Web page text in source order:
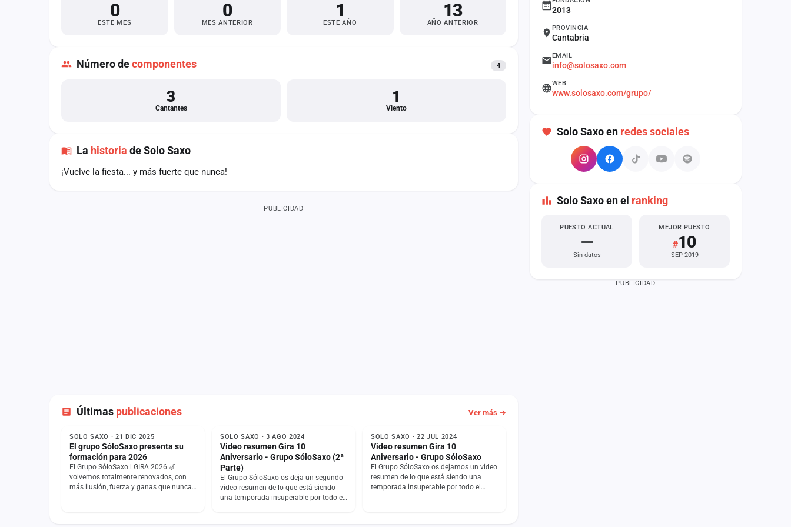
0
ESTE MES
0
MES ANTERIOR
1
ESTE AÑO
13
AÑO ANTERIOR
Número decomponentes 4
3
Cantantes
1
Viento
La historia de Solo Saxo
¡Vuelve la fiesta... y más fuerte que nunca!
PUBLICIDAD
Últimas publicaciones Ver más →
NOTICIA
SOLO SAXO · 21 DIC 2025
El grupo SóloSaxo presenta su
formación para 2026
El Grupo SóloSaxo l GIRA 2026 🎷
volvemos totalmente renovados, con
más ilusión, fuerza y ganas que nunca,
SOLO SAXO · 3 AGO 2024
Video resumen Gira 10
Aniversario - Grupo SóloSaxo (2ª
Parte)
El Grupo SóloSaxo os deja un segundo
video resumen de lo que está siendo
una temporada insuperable por todo el
SOLO SAXO · 22 JUL 2024
Video resumen Gira 10
Aniversario - Grupo SóloSaxo
El Grupo SóloSaxo os dejamos un video
resumen de lo que está siendo una
temporada insuperable por todo el
2013
PROVINCIA
Cantabria
EMAIL
info@solosaxo.com
WEB
www.solosaxo.com/grupo/
Solo Saxo en redes sociales
Solo Saxo en el ranking
PUESTO ACTUAL
—
Sin datos
MEJOR PUESTO
#10
SEP 2019
PUBLICIDAD